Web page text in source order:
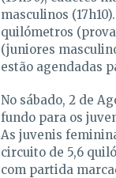
masculinos
quilómetros
(juniores
estão agendadas
No sábado, 2 de
fundo para os
As juvenis
circuito de 5,6
com partida